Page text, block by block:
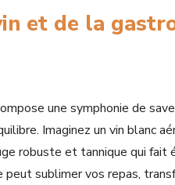
et de la
une symphonie de
Imaginez un vin blanc
robuste et tannique qui fait
sublimer vos repas,